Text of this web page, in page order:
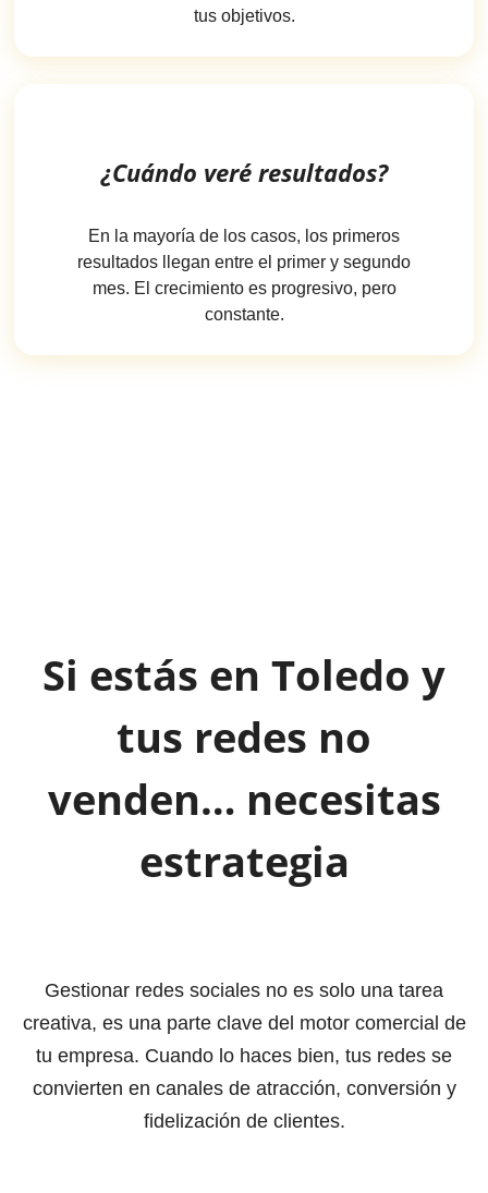
tus objetivos.
¿Cuándo veré resultados?
En la mayoría de los casos, los primeros
resultados llegan entre el primer y segundo
mes. El crecimiento es progresivo, pero
constante.
Si estás en Toledo y
tus redes no
venden… necesitas
estrategia
Gestionar redes sociales no es solo una tarea
creativa, es una parte clave del motor comercial de
tu empresa. Cuando lo haces bien, tus redes se
convierten en canales de atracción, conversión y
fidelización de clientes.